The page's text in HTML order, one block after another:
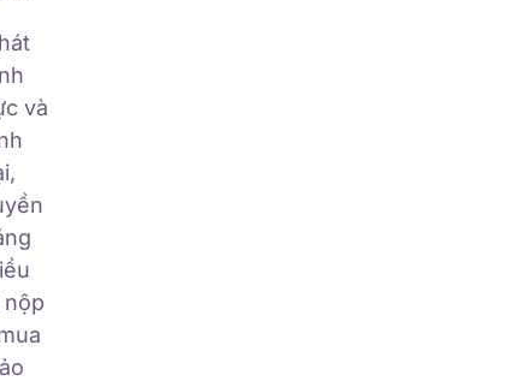
và